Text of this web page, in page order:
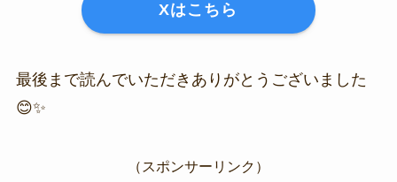
Xはこちら
最後まで読んでいただきありがとうございました
😊✨
（スポンサーリンク）